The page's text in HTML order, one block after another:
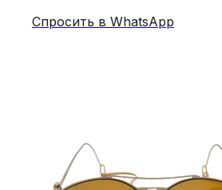
Спросить в WhatsApp